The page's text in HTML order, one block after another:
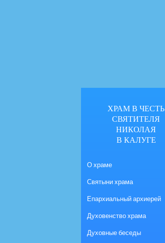
ХРАМ В ЧЕСТЬ
СВЯТИТЕЛЯ
НИКОЛАЯ
В КАЛУГЕ
О храме
Святыни храма
Епархиальный архиерей
Духовенство храма
Духовные беседы